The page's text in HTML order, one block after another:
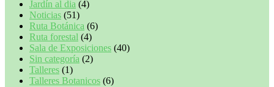
Jardín al dia (4)
Noticias (51)
Ruta Botánica (6)
Ruta forestal (4)
Sala de Exposiciones (40)
Sin categoría (2)
Talleres (1)
Talleres Botanicos (6)